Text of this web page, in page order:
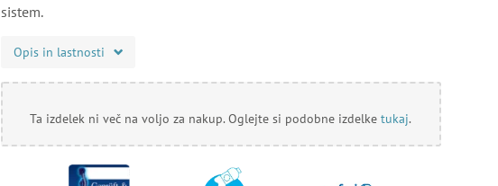
sistem.
Opis in lastnosti
Ta izdelek ni več na voljo za nakup. Oglejte si podobne izdelke tukaj.